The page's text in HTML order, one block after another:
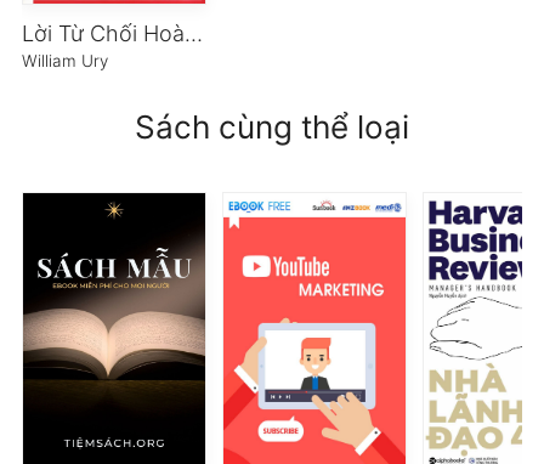
Lời Từ Chối Hoàn Hảo
William Ury
Sách cùng thể loại